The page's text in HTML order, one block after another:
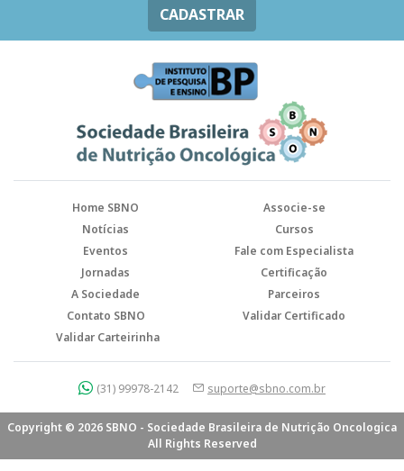
CADASTRAR
Home SBNO
Associe-se
Notícias
Cursos
Eventos
Fale com Especialista
Jornadas
Certificação
A Sociedade
Parceiros
Contato SBNO
Validar Certificado
Validar Carteirinha
(31) 99978-2142 suporte@sbno.com.br
Copyright © 2026 SBNO - Sociedade Brasileira de Nutrição Oncologica
All Rights Reserved